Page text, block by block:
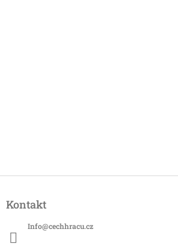
pKontakt
Info@cechhracu.cz